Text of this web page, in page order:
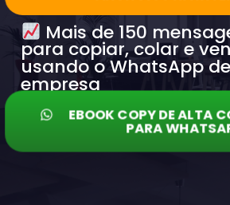
Mais de 150
para copiar, colar e
usando o WhatsApp
empresa
EBOOK COPY DE ALTA
PARA